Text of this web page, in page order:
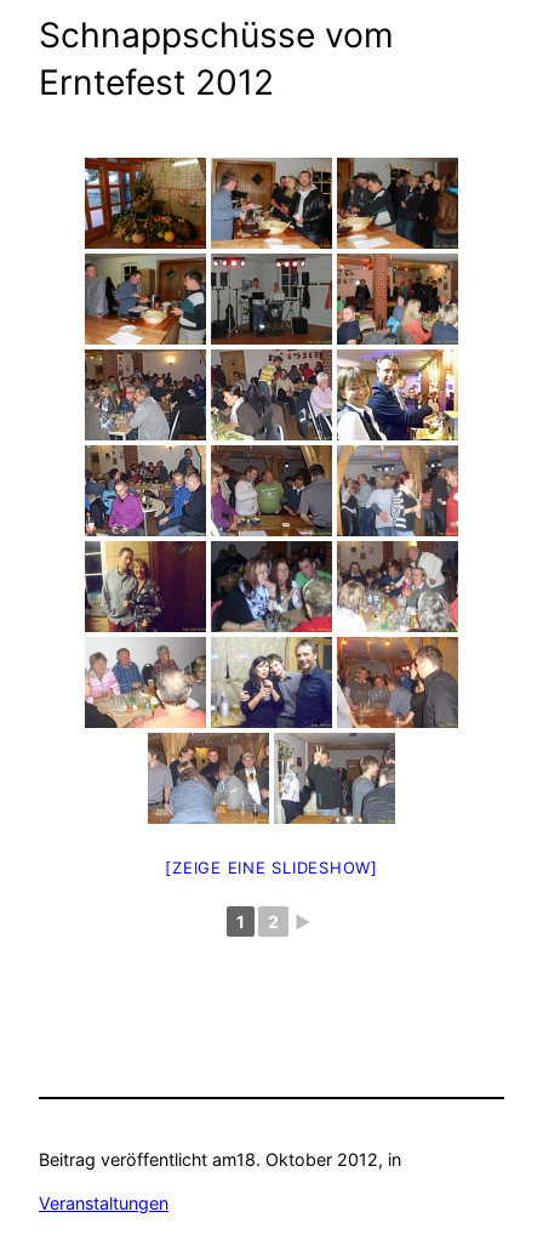
Schnappschüsse vom
Erntefest 2012
[ZEIGE EINE SLIDESHOW]
1 2 ►
Beitrag veröffentlicht am18. Oktober 2012, in
Veranstaltungen